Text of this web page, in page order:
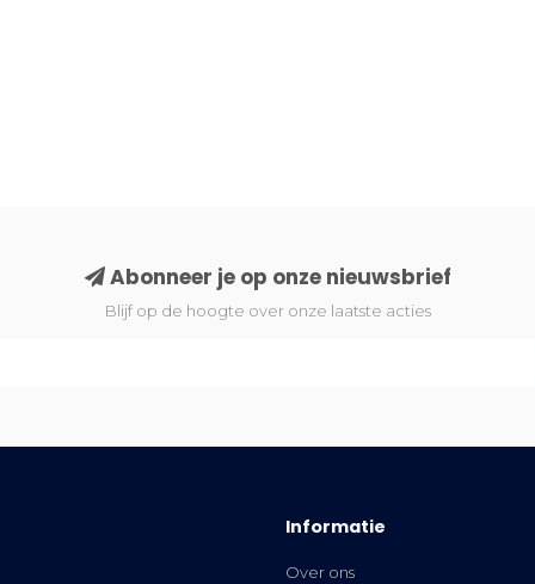
Abonneer je op onze nieuwsbrief
Blijf op de hoogte over onze laatste acties
Informatie
Over ons